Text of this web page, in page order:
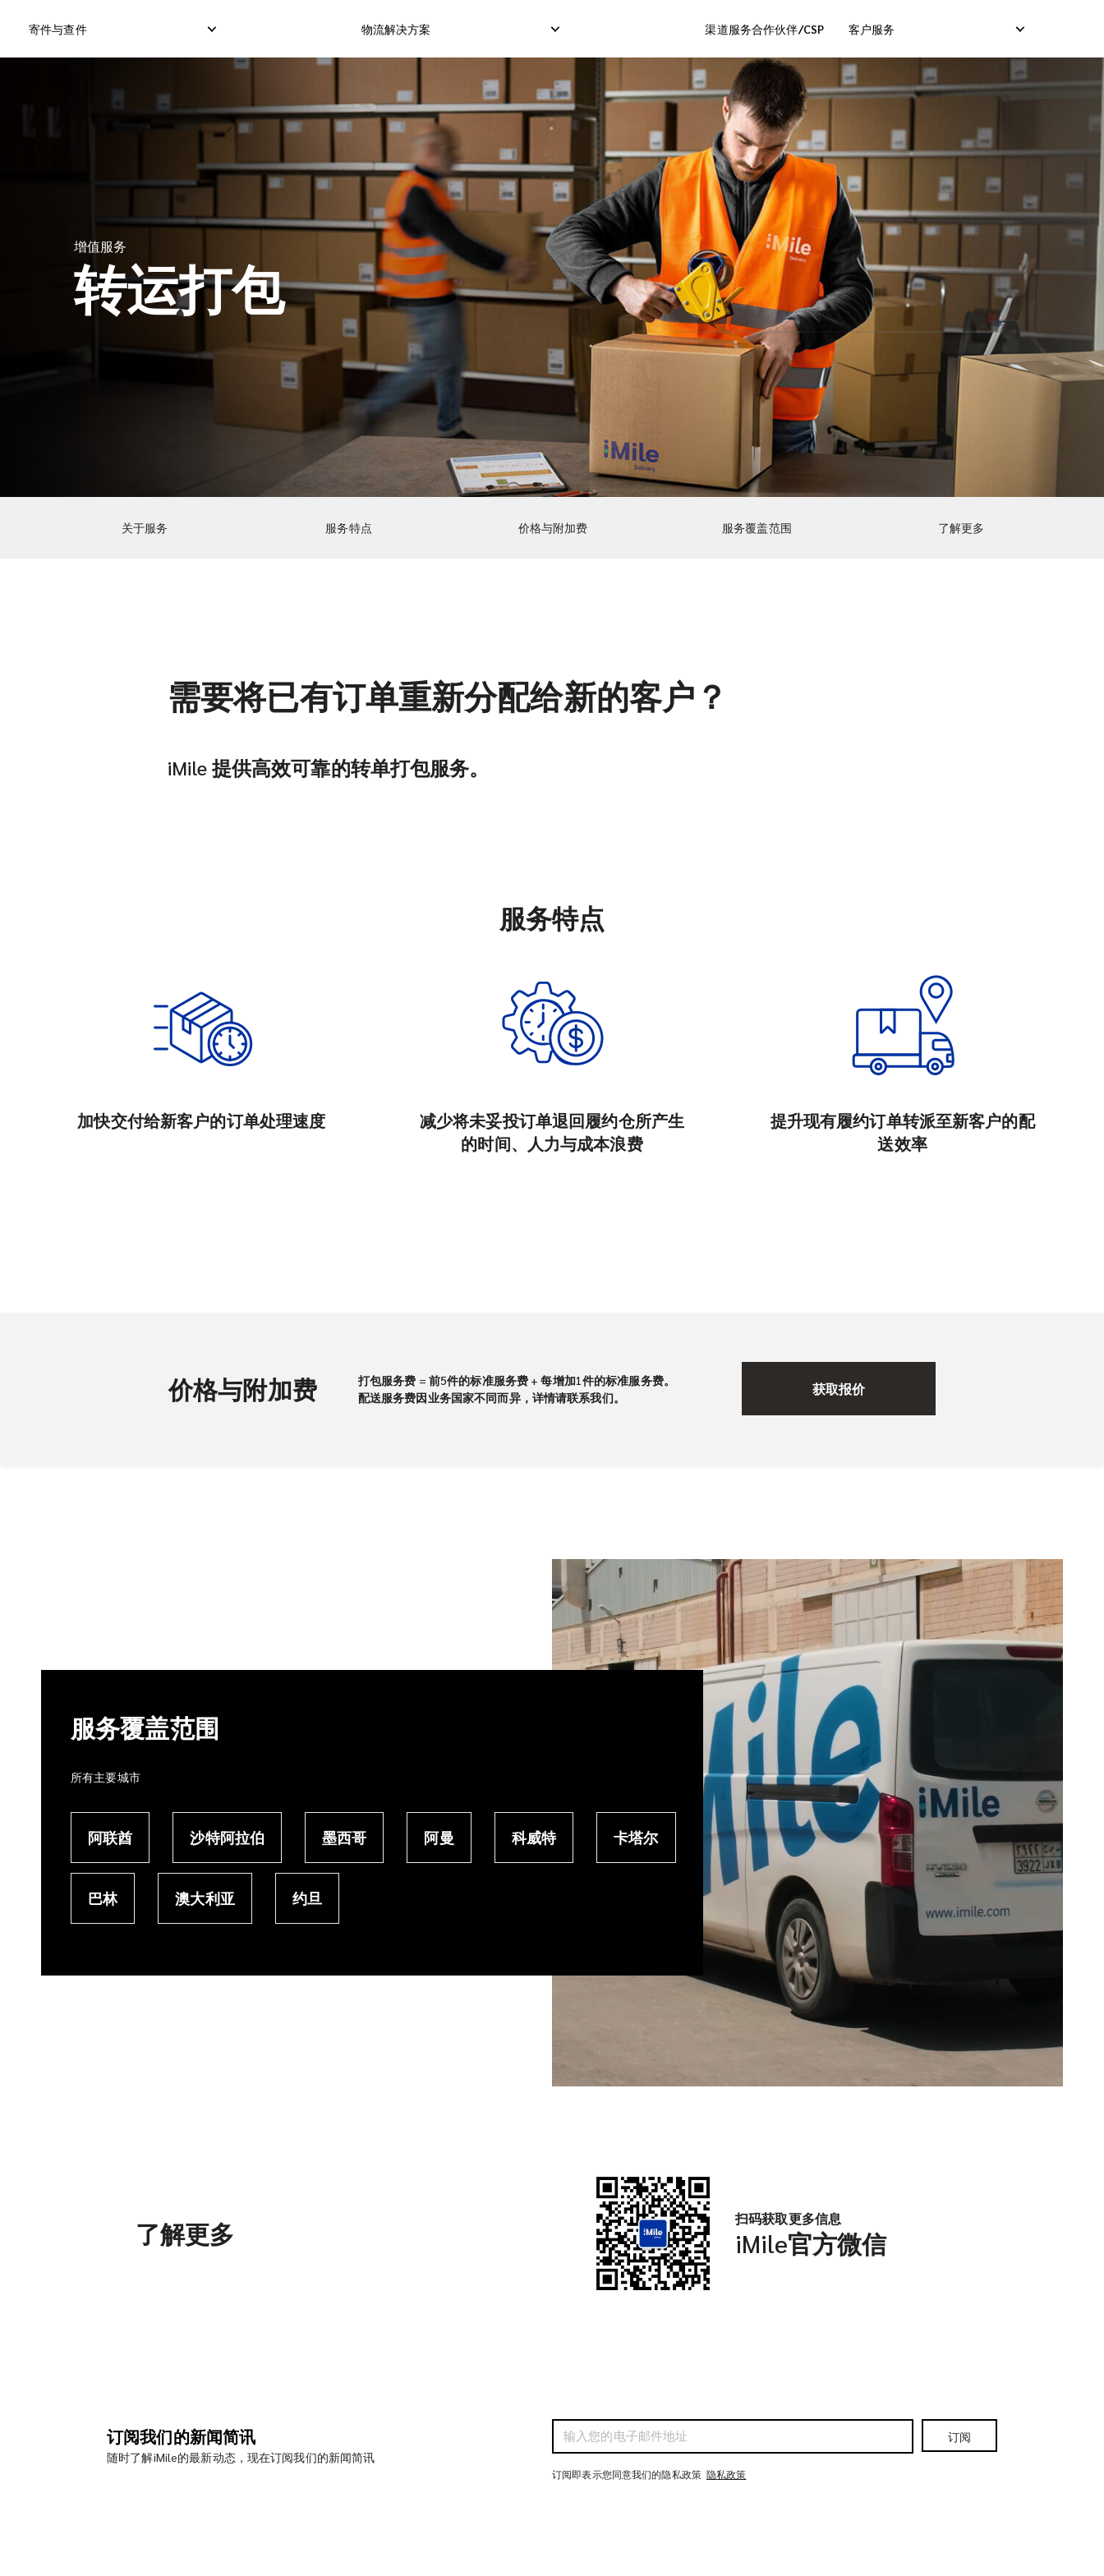
寄件与查件 物流解决方案
本地快递服务 国际直邮服务
国际货运服务
国际集运服务
逆向订单
退件管理
仓储服务
订单履行交付
冷藏箱运输 COD服务（货到付款服务）
POS服务（POS机刷卡服务）
OTP服务（短信验证码服务）
转运打包
市场配送模式
定制化配送模式
渠道服务合作伙伴/CSP 客户服务
增值服务
转运打包
关于服务 服务特点 价格与附加费 服务覆盖范围 了解更多
需要将已有订单重新分配给新的客户？
iMile 提供高效可靠的转单打包服务。
服务特点
加快交付给新客户的订单处理速度
减少将未妥投订单退回履约仓所产生
的时间、人力与成本浪费
提升现有履约订单转派至新客户的配
送效率
价格与附加费
打包服务费 = 前5件的标准服务费 + 每增加1件的标准服务费。
配送服务费因业务国家不同而异，详情请联系我们。
获取报价
服务覆盖范围
所有主要城市
阿联酋 沙特阿拉伯 墨西哥 阿曼 科威特 卡塔尔
巴林 澳大利亚 约旦
了解更多 扫码获取更多信息
iMile官方微信
订阅我们的新闻简讯
随时了解iMile的最新动态，现在订阅我们的新闻简讯
订阅
订阅即表示您同意我们的隐私政策 隐私政策